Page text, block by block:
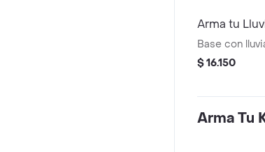
Arma tu
Base con
$ 16.150
Arma Tu